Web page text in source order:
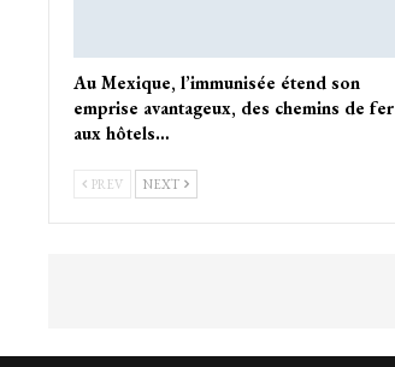
Au Mexique, l’immunisée étend son
emprise avantageux, des chemins de fer
aux hôtels…
PREV NEXT